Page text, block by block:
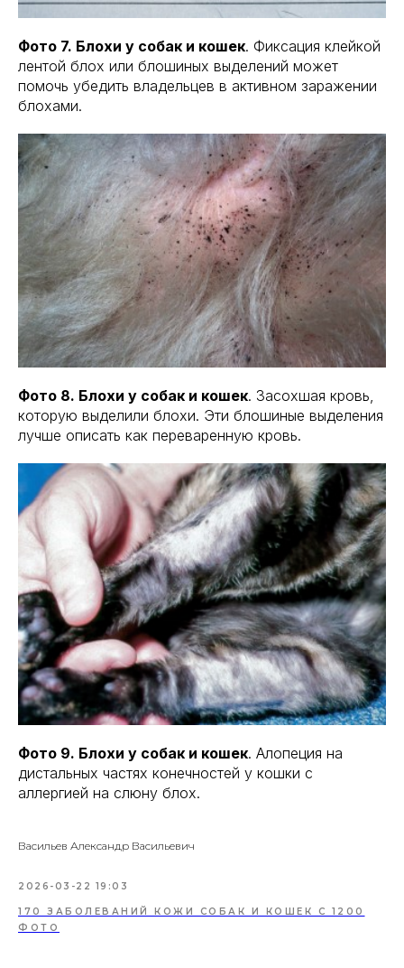
Фото 7. Блохи у собак и кошек. Фиксация клейкой
лентой блох или блошиных выделений может
помочь убедить владельцев в активном заражении
блохами.
Фото 8. Блохи у собак и кошек. Засохшая кровь,
которую выделили блохи. Эти блошиные выделения
лучше описать как переваренную кровь.
Фото 9. Блохи у собак и кошек. Алопеция на
дистальных частях конечностей у кошки с
аллергией на слюну блох.
Васильев Александр Васильевич
2026-03-22 19:03
170 ЗАБОЛЕВАНИЙ КОЖИ СОБАК И КОШЕК С 1200
ФОТО